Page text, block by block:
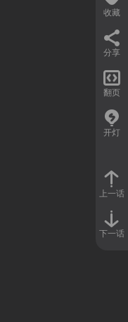
收藏
分享

翻页
开灯
上一话
下一话